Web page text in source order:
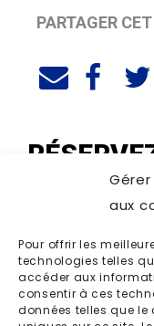
aux
Pour offrir les
technologies telles
accéder aux
consentir à ces
données telles que
PARTAGER